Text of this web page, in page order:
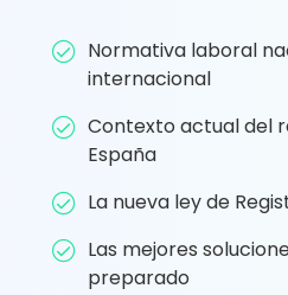
Normativa laboral
internacional
Contexto actual del
España
La nueva ley de
Las mejores
preparado